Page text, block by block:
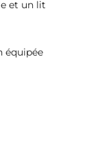
et un lit
équipée